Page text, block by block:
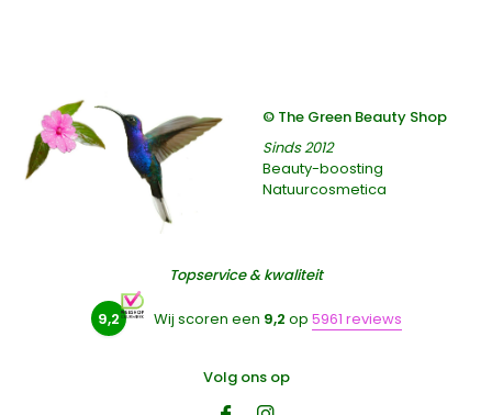
© The Green Beauty Shop
Sinds 2012
Beauty-boosting
Natuurcosmetica
Topservice & kwaliteit
9,2 Wij scoren een 9,2 op 5961 reviews
Volg ons op